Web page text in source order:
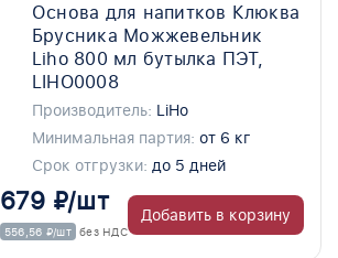
Основа для напитков Клюква
Брусника Можжевельник
Liho 800 мл бутылка ПЭТ,
LIHO0008
Производитель: LiHo
Минимальная партия: от 6 кг
Срок отгрузки: до 5 дней
679 ₽/шт
556,56 ₽/шт без НДС
Добавить в корзину